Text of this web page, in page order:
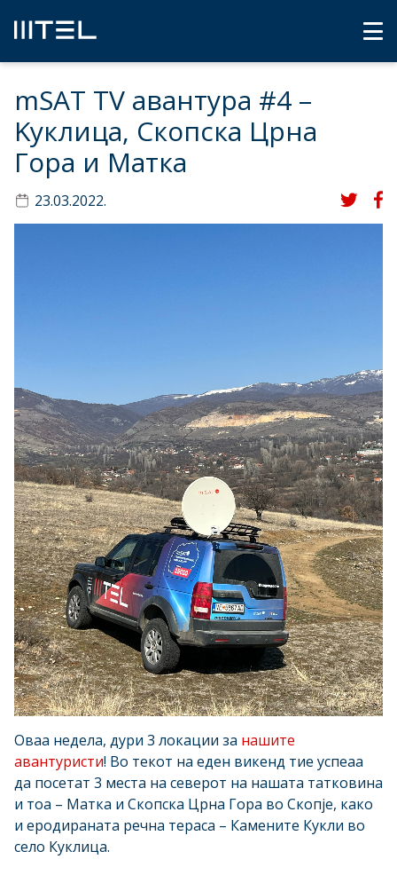
mSAT TV авантура #4 –
Kуклица, Скопска Црна
Гора и Матка
23.03.2022.
Оваа недела, дури 3 локации за нашите
авантуристи! Во текот на еден викенд тие успеаа
да посетат 3 места на северот на нашата татковина
и тоа – Матка и Скопска Црна Гора во Скопје, како
и еродираната речна тераса – Камените Кукли во
село Куклица.